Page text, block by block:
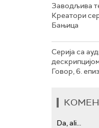
Заводљива
Креатори
Бањица
Серија са
Говор, 6.
Da, ali...